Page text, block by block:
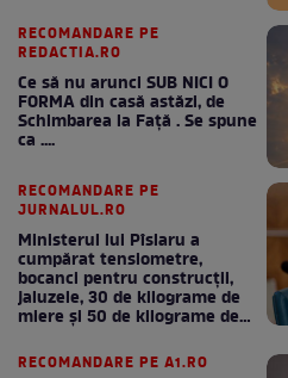
RECOMANDARE PE
REDACTIA.RO
Ce să nu arunci SUB NICI O
FORMA din casă astăzi, de
Schimbarea la Față . Se spune
ca ....
RECOMANDARE PE
JURNALUL.RO
Ministerul lui Pîslaru a
cumpărat tensiometre,
bocanci pentru construcții,
jaluzele, 30 de kilograme de
miere și 50 de kilograme de
RECOMANDARE PE A1.RO